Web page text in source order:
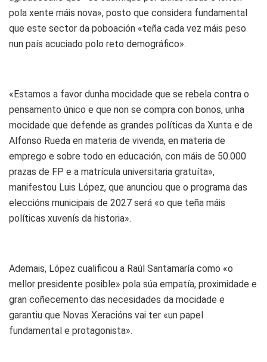
pola xente máis nova», posto que considera fundamental
que este sector da poboación «teña cada vez máis peso
nun país acuciado polo reto demográfico».
«Estamos a favor dunha mocidade que se rebela contra o
pensamento único e que non se compra con bonos, unha
mocidade que defende as grandes políticas da Xunta e de
Alfonso Rueda en materia de vivenda, en materia de
emprego e sobre todo en educación, con máis de 50.000
prazas de FP e a matrícula universitaria gratuíta»,
manifestou Luis López, que anunciou que o programa das
eleccións municipais de 2027 será «o que teña máis
políticas xuvenís da historia».
Ademais, López cualificou a Raúl Santamaría como «o
mellor presidente posible» pola súa empatía, proximidade e
gran coñecemento das necesidades da mocidade e
garantiu que Novas Xeracións vai ter «un papel
fundamental e protagonista».